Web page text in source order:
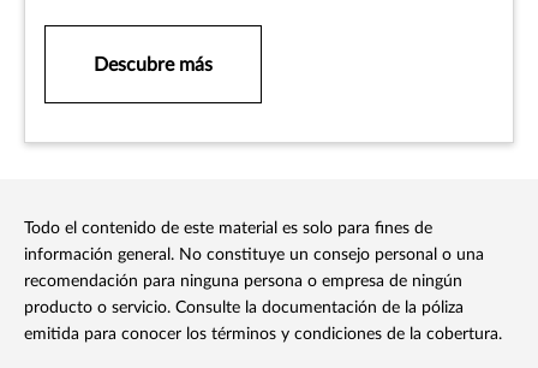
Descubre más
Todo el contenido de este material es solo para fines de
información general. No constituye un consejo personal o una
recomendación para ninguna persona o empresa de ningún
producto o servicio. Consulte la documentación de la póliza
emitida para conocer los términos y condiciones de la cobertura.